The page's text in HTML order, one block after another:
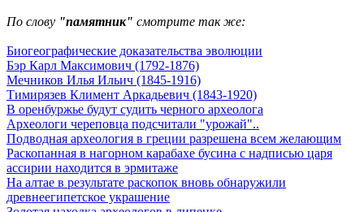
По слову "памятник" смотрите так же:
Биогеографические доказательства эволюции
Бэр Карл Максимович (1792-1876)
Мечников Илья Ильич (1845-1916)
Тимирязев Климент Аркадьевич (1843-1920)
В оренбуржье будут судить черного археолога
Археологи череповца подсчитали "урожай"..
Подводная археология в греции разрешена всем желающим
Раскопанная в нагорном карабахе бусина с надписью царя
ассирии находится в эрмитаже
На алтае в результате раскопок вновь обнаружили
древнеегипетское украшение